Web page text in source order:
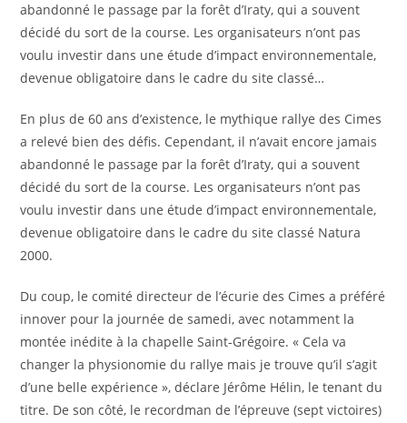
abandonné le passage par la forêt d’Iraty, qui a souvent
décidé du sort de la course. Les organisateurs n’ont pas
voulu investir dans une étude d’impact environnementale,
devenue obligatoire dans le cadre du site classé…
En plus de 60 ans d’existence, le mythique rallye des Cimes
a relevé bien des défis. Cependant, il n’avait encore jamais
abandonné le passage par la forêt d’Iraty, qui a souvent
décidé du sort de la course. Les organisateurs n’ont pas
voulu investir dans une étude d’impact environnementale,
devenue obligatoire dans le cadre du site classé Natura
2000.
Du coup, le comité directeur de l’écurie des Cimes a préféré
innover pour la journée de samedi, avec notamment la
montée inédite à la chapelle Saint-Grégoire. « Cela va
changer la physionomie du rallye mais je trouve qu’il s’agit
d’une belle expérience », déclare Jérôme Hélin, le tenant du
titre. De son côté, le recordman de l’épreuve (sept victoires)